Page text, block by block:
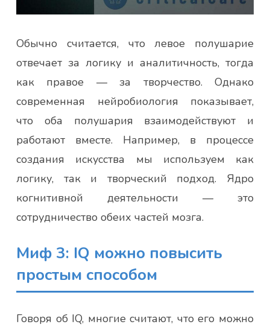
Обычно считается, что левое полушарие
отвечает за логику и аналитичность, тогда
как правое — за творчество. Однако
современная нейробиология показывает,
что оба полушария взаимодействуют и
работают вместе. Например, в процессе
создания искусства мы используем как
логику, так и творческий подход. Ядро
когнитивной деятельности — это
сотрудничество обеих частей мозга.
Миф 3: IQ можно повысить
простым способом
Говоря об IQ, многие считают, что его можно